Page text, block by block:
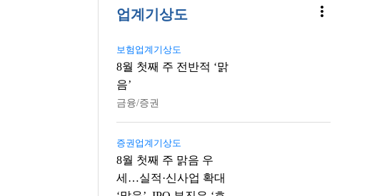
업계기상도 more_vert
보험업계기상도
8월 첫째 주 전반적 ‘맑
음’
금융/증권
증권업계기상도
8월 첫째 주 맑음 우
세…실적·신사업 확대